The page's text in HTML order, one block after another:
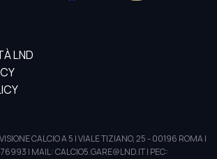
LND
CALCIO A 5 | VIALE TIZIANO, 25 - 00196 ROMA |
| MAIL: CALCIO5.GARE@LND.IT | PEC: